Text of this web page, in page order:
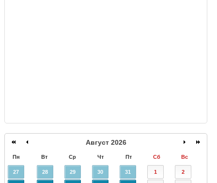
Август 2026
Пн Вт Ср Чт Пт Сб Вс
27 28 29 30 31 1 2